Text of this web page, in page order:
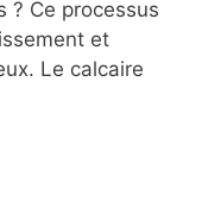
? Ce processus
et
Le calcaire